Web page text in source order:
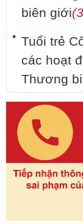
biên giới
Tuổi trẻ
các hoạt
Thương